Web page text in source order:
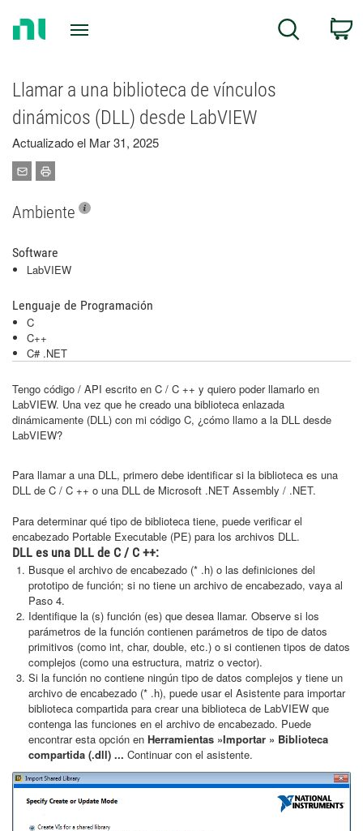
Search
Llamar a una biblioteca de vínculos
dinámicos (DLL) desde LabVIEW
Actualizado el Mar 31, 2025
Ambiente
Software
LabVIEW
Lenguaje de Programación
C
C++
C# .NET
Tengo código / API escrito en C / C ++ y quiero poder llamarlo en
LabVIEW. Una vez que he creado una biblioteca enlazada
dinámicamente (DLL) con mi código C, ¿cómo llamo a la DLL desde
LabVIEW?
Para llamar a una DLL, primero debe identificar si la biblioteca es una
DLL de C / C ++ o una DLL de Microsoft .NET Assembly / .NET.
Para determinar qué tipo de biblioteca tiene, puede verificar el
encabezado Portable Executable (PE) para los archivos DLL.
DLL es una DLL de C / C ++:
Busque el archivo de encabezado (* .h) o las definiciones del
prototipo de función; si no tiene un archivo de encabezado, vaya al
Paso 4.
Identifique la (s) función (es) que desea llamar. Observe si los
parámetros de la función contienen parámetros de tipo de datos
primitivos (como int, char, double, etc.) o si contienen tipos de datos
complejos (como una estructura, matriz o vector).
Si la función no contiene ningún tipo de datos complejos y tiene un
archivo de encabezado (* .h), puede usar el Asistente para importar
biblioteca compartida para crear una biblioteca de LabVIEW que
contenga las funciones en el archivo de encabezado. Puede
encontrar esta opción en Herramientas »Importar » Biblioteca
compartida (.dll) ... Continuar con el asistente.